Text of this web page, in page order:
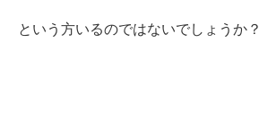
という方いるのではないでしょうか？